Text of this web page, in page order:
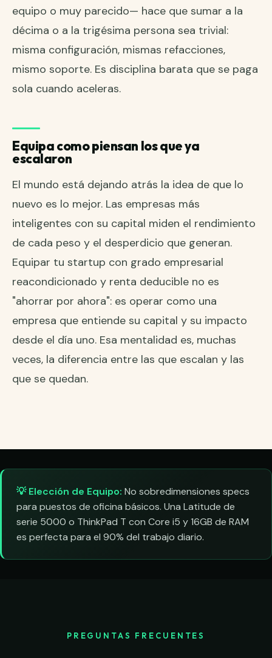
equipo o muy parecido— hace que sumar a la
décima o a la trigésima persona sea trivial:
misma configuración, mismas refacciones,
mismo soporte. Es disciplina barata que se paga
sola cuando aceleras.
Equipa como piensan los que ya
escalaron
El mundo está dejando atrás la idea de que lo
nuevo es lo mejor. Las empresas más
inteligentes con su capital miden el rendimiento
de cada peso y el desperdicio que generan.
Equipar tu startup con grado empresarial
reacondicionado y renta deducible no es
"ahorrar por ahora": es operar como una
empresa que entiende su capital y su impacto
desde el día uno. Esa mentalidad es, muchas
veces, la diferencia entre las que escalan y las
que se quedan.
💡 Elección de Equipo: No sobredimensiones specs
para puestos de oficina básicos. Una Latitude de
serie 5000 o ThinkPad T con Core i5 y 16GB de RAM
es perfecta para el 90% del trabajo diario.
PREGUNTAS FRECUENTES